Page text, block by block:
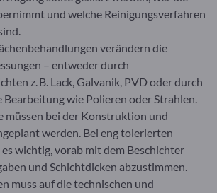
und welche Reinigungsverfahren
verändern die
– entweder durch
z. B. Lack, Galvanik, PVD oder durch
Bearbeitung wie Polieren oder Strahlen.
müssen bei der Konstruktion und
werden. Bei eng tolerierten
wichtig, vorab mit dem Beschichter
und Schichtdicken abzustimmen.
muss auf die technischen und